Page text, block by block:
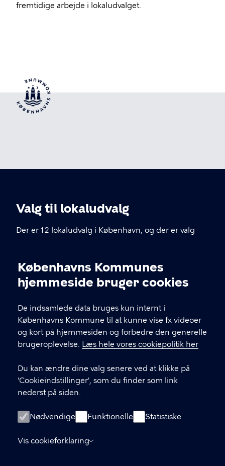
Cookieindstillinger
Københavns Kommunes
hjemmeside bruger cookies
De indsamlede data bruges kun internt i
Københavns Kommune til at kunne vise fx videoer
og kort på hjemmesiden og forbedre den generelle
brugeroplevelse. Læs hele vores cookiepolitik her
Du kan ændre dine valg senere ved at klikke på
'Cookieindstillinger', som du finder som link
nederst på siden.
Nødvendige Funktionelle Statistiske
Vis cookieforklaring
fremtidige arbejde i lokaludvalget.
Valg til lokaludvalg
Der er 12 lokaludvalg i København, og der er valg
kontaktoplysninger herunder.
Københavns Rådhus, Rådhuspladsen 1, 1599
København V
LINKS
Kontakt dit lokaludvalgssekretariat
Skriv til Borgerrepræsentationens Sekretariat